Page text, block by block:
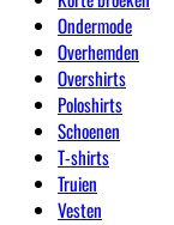
Ondermode
Overhemden
Overshirts
Poloshirts
Schoenen
T-shirts
Truien
Vesten